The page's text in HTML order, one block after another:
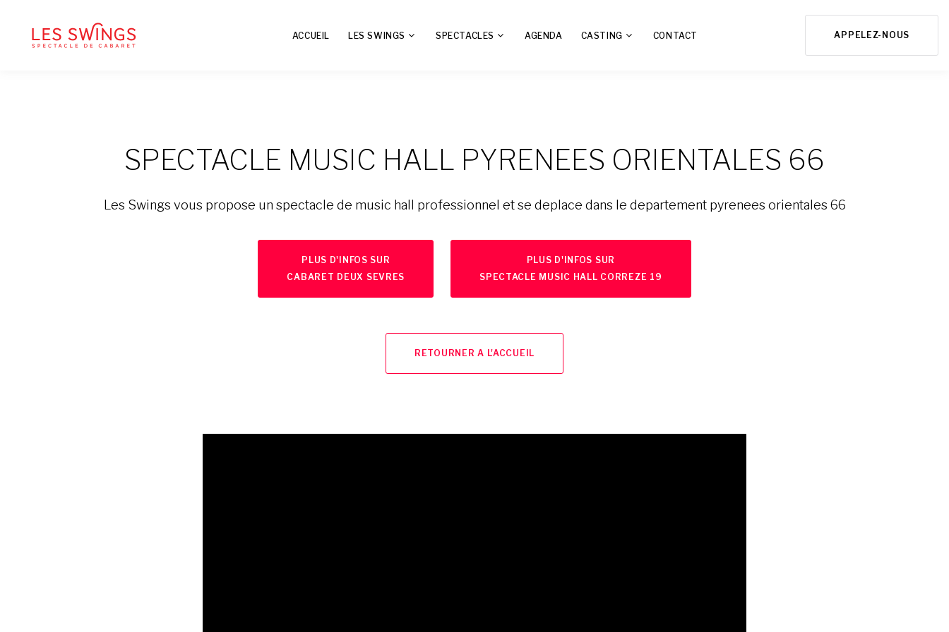
APPELEZ-NOUS
ACCUEIL LES SWINGS SPECTACLES AGENDA CASTING CONTACT
SPECTACLE MUSIC HALL PYRENEES ORIENTALES 66
Les Swings vous propose un spectacle de music hall professionnel et se deplace dans le departement pyrenees orientales 66
PLUS D'INFOS SUR
CABARET DEUX SEVRES
PLUS D'INFOS SUR
SPECTACLE MUSIC HALL CORREZE 19
RETOURNER A L'ACCUEIL